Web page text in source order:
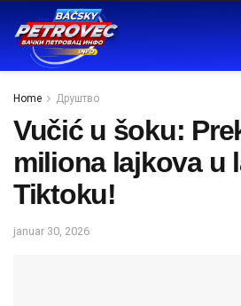
Home Друштво
Vučić u šoku:
miliona lajkova u
Tiktoku!
januar 30, 2026